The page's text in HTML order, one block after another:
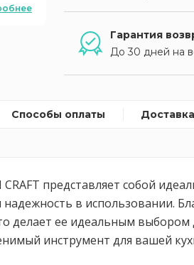
Гарантия
До 30 дней на
Способы оплаты Доставка
представляет собой
в использовании.
делает ее идеальным
инструмент для вашей